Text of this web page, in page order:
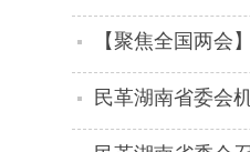
【聚焦全国两会
民革湖南省委会